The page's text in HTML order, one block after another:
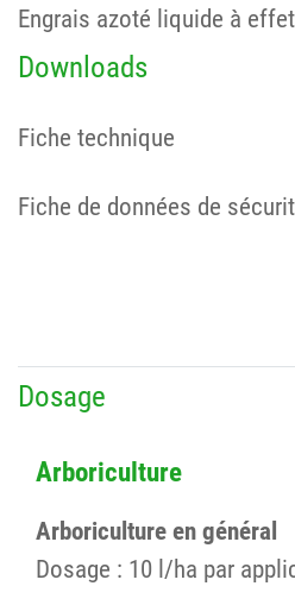
Engrais azoté liquide à
Downloads
Fiche technique
Fiche de données de
Dosage
Arboriculture
Arboriculture en général
Dosage : 10 l/ha par